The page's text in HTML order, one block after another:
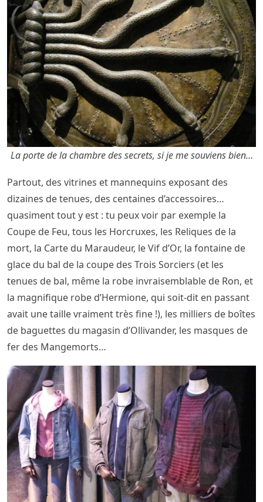
La porte de la chambre des secrets, si je me souviens bien…
Partout, des vitrines et mannequins exposant des
dizaines de tenues, des centaines d’accessoires…
quasiment tout y est : tu peux voir par exemple la
Coupe de Feu, tous les Horcruxes, les Reliques de la
mort, la Carte du Maraudeur, le Vif d’Or, la fontaine de
glace du bal de la coupe des Trois Sorciers (et les
tenues de bal, même la robe invraisemblable de Ron, et
la magnifique robe d’Hermione, qui soit-dit en passant
avait une taille vraiment très fine !), les milliers de boîtes
de baguettes du magasin d’Ollivander, les masques de
fer des Mangemorts…